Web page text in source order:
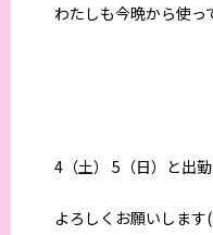
わたしも今晩から使
4（土） 5（日）と出勤
よろしくお願いしま